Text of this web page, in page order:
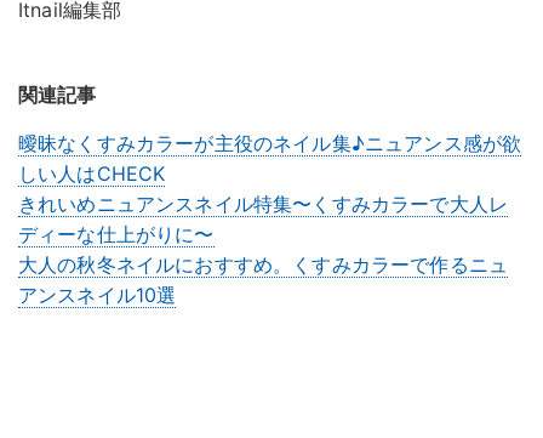
Itnail編集部
関連記事
曖昧なくすみカラーが主役のネイル集♪ニュアンス感が欲
しい人はCHECK
きれいめニュアンスネイル特集〜くすみカラーで大人レ
ディーな仕上がりに〜
大人の秋冬ネイルにおすすめ。くすみカラーで作るニュ
アンスネイル10選